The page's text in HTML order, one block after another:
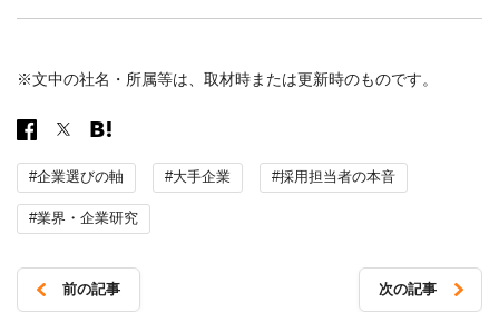
※文中の社名・所属等は、取材時または更新時のものです。
#企業選びの軸 #大手企業 #採用担当者の本音
#業界・企業研究
前の記事 次の記事